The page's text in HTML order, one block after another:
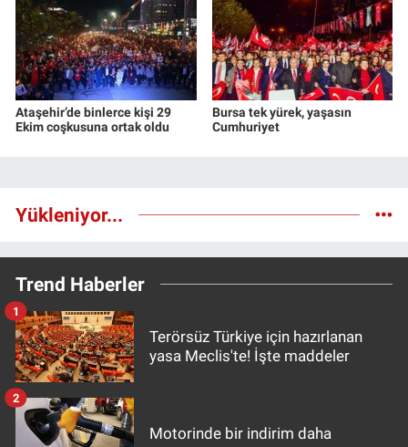
Ataşehir’de binlerce kişi 29
Ekim coşkusuna ortak oldu
Bursa tek yürek, yaşasın
Cumhuriyet
Yükleniyor...
Trend Haberler
Terörsüz Türkiye için hazırlanan
yasa Meclis'te! İşte maddeler
1
Motorinde bir indirim daha
2